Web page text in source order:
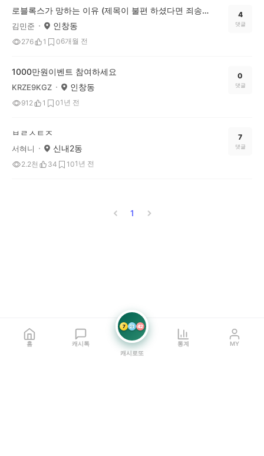
로블록스가 망하는 이유 (제목이 불편 하셨다면 죄송 합니다)
김민준 인창동
276 1 06개월 전
4
댓글
1000만원이벤트 참여하세요
KRZE9KGZ 인창동
912 1 01년 전
0
댓글
ㅂㄹㅅㅌㅈ
서혀니 신내2동
2.2천 34 101년 전
7
댓글
1
홈 캐시톡
7 21 42
캐시로또
통계 MY